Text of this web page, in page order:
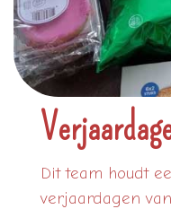
Dit team houdt
verjaardagen